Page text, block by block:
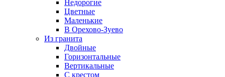
Недорогие
Цветные
Маленькие
В Орехово-Зуево
Из гранита
Двойные
Горизонтальные
Вертикальные
С крестом